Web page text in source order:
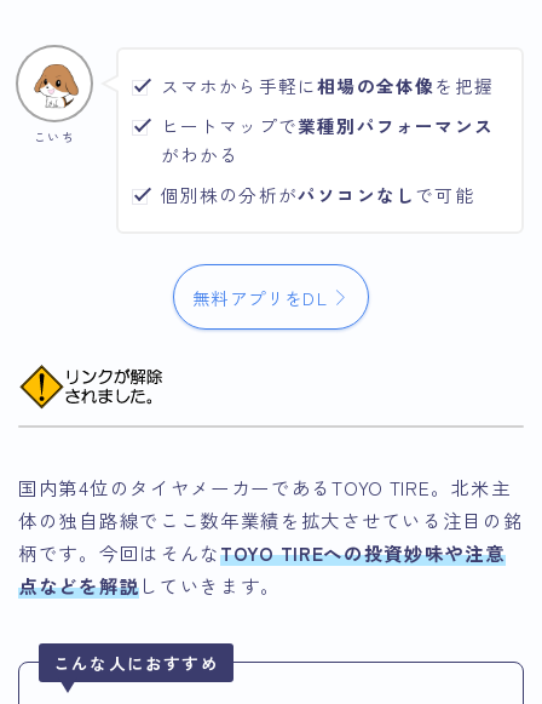
こいち
スマホから手軽に相場の全体像を把握
ヒートマップで業種別パフォーマンス
がわかる
個別株の分析がパソコンなしで可能
無料アプリをDL
国内第4位のタイヤメーカーであるTOYO TIRE。北米主
体の独自路線でここ数年業績を拡大させている注目の銘
柄です。今回はそんなTOYO TIREへの投資妙味や注意
点などを解説していきます。
こんな人におすすめ